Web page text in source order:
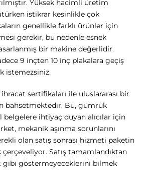
Yüksek hacimli üretim
istikrar kesinlikle çok
genellikle farklı ürünler için
gerekir, bu nedenle esnek
bir makine değerlidir.
9 inçten 10 inç plakalara geçiş
istemezsiniz.
sertifikaları ile uluslararası bir
bahsetmektedir. Bu, gümrük
ihtiyaç duyan alıcılar için
mekanik aşınma sorunlarını
olan satış sonrası hizmeti paketin
çerçeveliyor. Satış tamamlandıktan
gibi göstermeyeceklerini bilmek